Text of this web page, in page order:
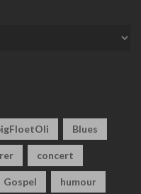
Blues
concert
Gospel humour